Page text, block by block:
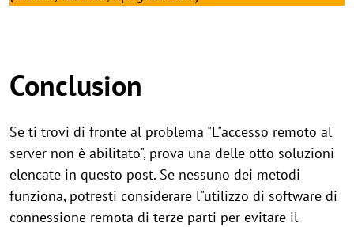
Conclusion
Se ti trovi di fronte al problema "L"accesso remoto al
server non è abilitato", prova una delle otto soluzioni
elencate in questo post. Se nessuno dei metodi
funziona, potresti considerare l"utilizzo di software di
connessione remota di terze parti per evitare il